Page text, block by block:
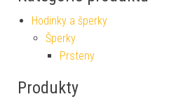
Hodinky a šperky
Šperky
Prsteny
Produkty